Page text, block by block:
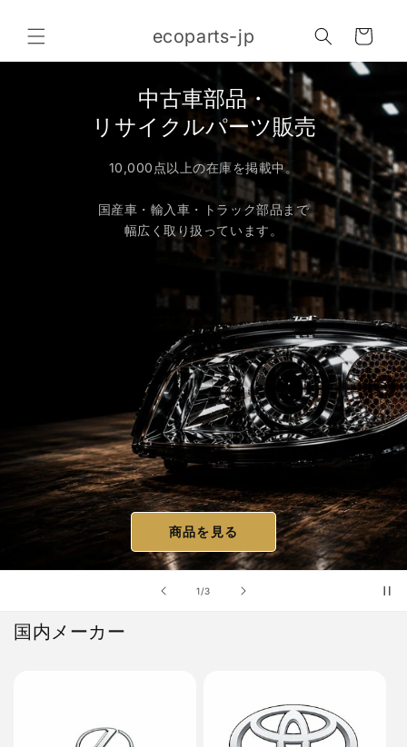
進む
ecoparts-jp
ー
ト
1/の
3
中古車部品・
リサイクルパーツ販売
10,000点以上の在庫を掲載中。
国産車・輸入車・トラック部品まで
幅広く取り扱っています。
商品を見る
国内メーカー